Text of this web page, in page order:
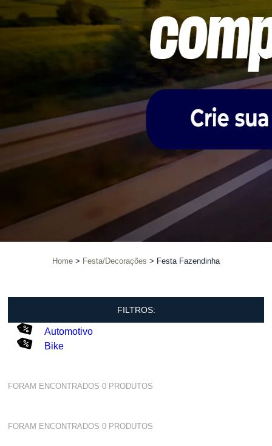
Home Festa/Decorações Festa Fazendinha
FILTROS:
Automotivo
Bike
FORAM ENCONTRADOS0 PRODUTOS
FORAM ENCONTRADOS0 PRODUTOS